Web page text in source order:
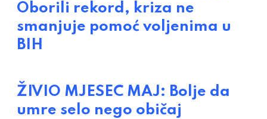
Oborili rekord, kriza ne
smanjuje pomoć voljenima u
BIH
ŽIVIO MJESEC MAJ: Bolje da
umre selo nego običaj